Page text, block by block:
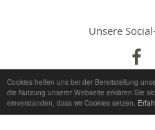
Cookies helfen uns bei der Bereitstellung
die Nutzung unserer Webseite erklären Sie
einverstanden, dass wir Cookies setzen.
Unsere